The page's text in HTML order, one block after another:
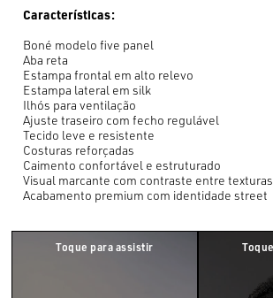
Características:
Boné modelo five panel
Aba reta
Estampa frontal em alto relevo
Estampa lateral em silk
Ilhós para ventilação
Ajuste traseiro com fecho regulável
Tecido leve e resistente
Costuras reforçadas
Caimento confortável e estruturado
Visual marcante com contraste entre texturas
Acabamento premium com identidade street